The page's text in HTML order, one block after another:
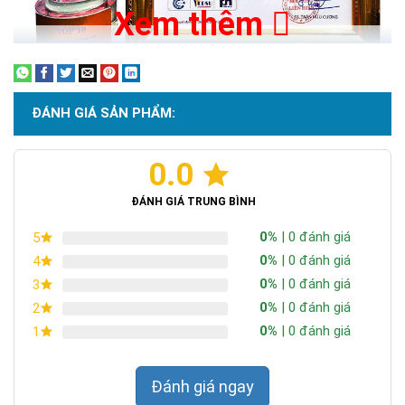
Camera năng lượng mặt trời được sử dụng nhiều ở khu vực
ngoài trời nên được trang bị công nghệ chống thấm IP66 cao
toàn.
Thông báo theo thời gian thực
Khi phát hiện chuyển động bất thường trong khu vực giám sát
camera sẽ gửi tín hiệu đến thiết bị quản lý ngay lập tức.
Thương hiệu dẫn đầu Việt Nam 2023
Xem thêm
ĐÁNH GIÁ SẢN PHẨM:
0.0
ĐÁNH GIÁ TRUNG BÌNH
5 0% | 0 đánh giá
4
0% | 0 đánh giá
3
0% | 0 đánh giá
2
0% | 0 đánh giá
1
0% | 0 đánh giá
Đánh giá ngay